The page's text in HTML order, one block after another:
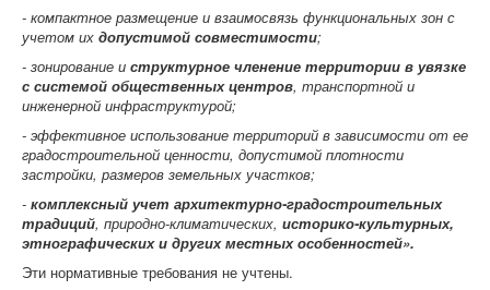
- компактное размещение и взаимосвязь функциональных зон с
учетом их допустимой совместимости;
- зонирование и структурное членение территории в увязке
с системой общественных центров, транспортной и
инженерной инфраструктурой;
- эффективное использование территорий в зависимости от ее
градостроительной ценности, допустимой плотности
застройки, размеров земельных участков;
- комплексный учет архитектурно-градостроительных
традиций, природно-климатических, историко-культурных,
этнографических и других местных особенностей».
Эти нормативные требования не учтены.